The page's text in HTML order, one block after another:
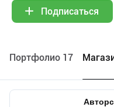
Подписаться
Портфолио 17